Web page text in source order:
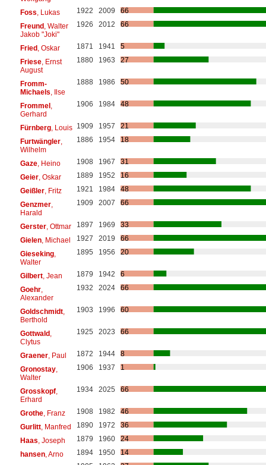
Foss , Lukas 1922 2009
66
Freund, Walter
Jakob "Joki"
1926 2012 66
Fried, Oskar 1871 1941
5
Friese, Ernst
August
1880 1963 27
Fromm-
Michaels , Ilse
1888 1986 50
Frommel,
Gerhard
1906 1984 48
Fürnberg, Louis 1909 1957
21
Furtwängler,
Wilhelm
1886 1954 18
Gaze, Heino 1908 1967
31
Geier, Oskar 1889 1952
16
Geißler, Fritz 1921 1984
48
Genzmer,
Harald
1909 2007 66
Gerster, Ottmar 1897 1969
33
Gielen, Michael 1927 2019
66
Gieseking,
Walter
1895 1956 20
Gilbert, Jean 1879 1942
6
Goehr,
Alexander
1932 2024 66
Goldschmidt,
Berthold
1903 1996 60
Gottwald,
Clytus
1925 2023 66
Graener, Paul 1872 1944
8
Gronostay,
Walter
1906 1937 1
Grosskopf,
Erhard
1934 2025 66
Grothe, Franz 1908 1982
46
Gurlitt, Manfred 1890 1972
36
Haas , Joseph 1879 1960
24
hansen, Arno 1894 1950
14